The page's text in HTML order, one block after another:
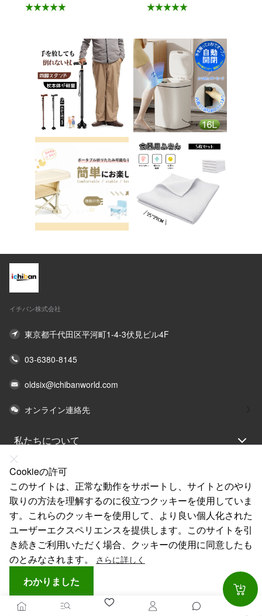
ア 疲れにくい 学習椅
学習チェア オフィス
チェア パソコンチェ
ア ベロア調 インテリ
ア 椅子 イス 在宅ワ
ーク アシェル ブリリ
アント C-56
折りたたみ おまる 補
供用 便座 トイレ補助
踏み台 男の子 女の子
子供 子ども トイトレ
送料無料 ステップ ス
テップ台 トイレ D-2
8
イチバン株式会社
東京都千代田区平河町1-4-3伏見ビル4F
03-6380-8145
oldsix@ichibanworld.com
オンライン連絡先
私たちについて
法律声明
ヘルプ
サービス
リンク
Cookieの許可
このサイトは、正常な動作をサポートし、サイトとのやり
取りの方法を理解するのに役立つクッキーを使用していま
す。これらのクッキーを使用して、より良い個人化された
ユーザーエクスペリエンスを提供します。このサイトを引
き続きご利用いただく場合、クッキーの使用に同意したも
のとみなされます。
さらに詳しく
わかりました